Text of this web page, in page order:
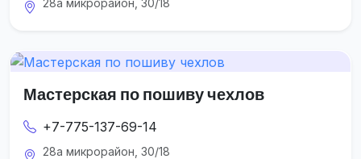
28а микрорайон, 30/18
Мастерская по пошиву чехлов
+7-775-137-69-14
28а микрорайон, 30/18